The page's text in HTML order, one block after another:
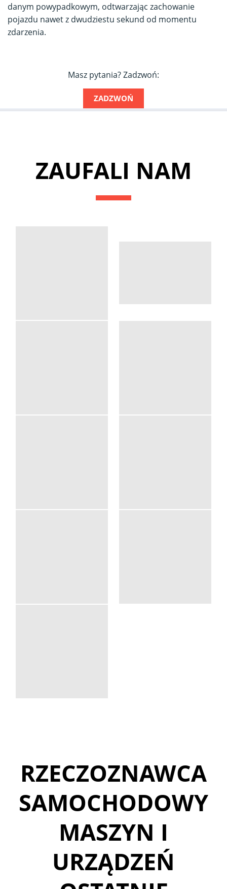
danym powypadkowym, odtwarzając zachowanie
pojazdu nawet z dwudziestu sekund od momentu
zdarzenia.
Masz pytania? Zadzwoń:
ZADZWOŃ
ZAUFALI NAM
RZECZOZNAWCA
SAMOCHODOWY
MASZYN I
URZĄDZEŃ